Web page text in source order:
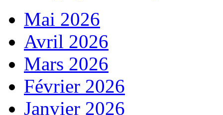
Mai 2026
Avril 2026
Mars 2026
Février 2026
Janvier 2026